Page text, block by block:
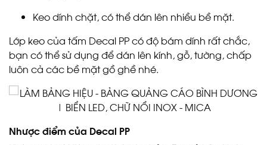
Keo dính chặt, có thể dán lên nhiều bề mặt.
Lớp keo của tấm Decal PP có độ bám dính rất chắc,
bạn có thể sử dụng để dán lên kính, gỗ, tường, chấp
luôn cả các bề mặt gồ ghề nhé.
Nhược điểm của Decal PP